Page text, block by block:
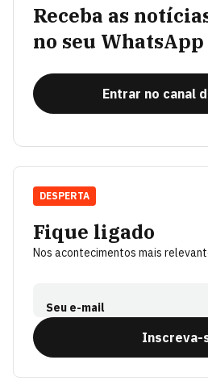
Receba as
no seu WhatsApp
Entrar no canal
Fique ligado
Nos acontecimentos mais
Seu e-mail
Inscreva-
DESPERTA